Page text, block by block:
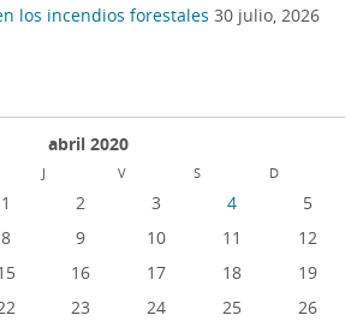
los incendios forestales 30 julio, 2026
abril 2020
J V S D
1 2 3 4
5
8 9 10 11
12
16 17 18
19
23 24 25
26